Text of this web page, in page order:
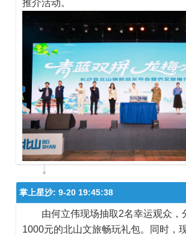
推介活动。
掌上星沙: 9-20 19:45:38
由何立伟现场抽取2名幸运观众，
1000元的北山文旅畅玩礼包。同时，